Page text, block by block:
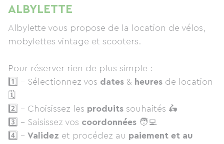
ALBYLETTE
Albylette vous propose de la location de vélos,
mobylettes vintage et scooters.
Pour réserver rien de plus simple :
1️⃣ - Sélectionnez vos dates & heures de location
🗓
2️⃣ - Choisissez les produits souhaités 🛵
3️⃣ - Saisissez vos coordonnées 🧑‍💻
4️⃣ - Validez et procédez au paiement et au